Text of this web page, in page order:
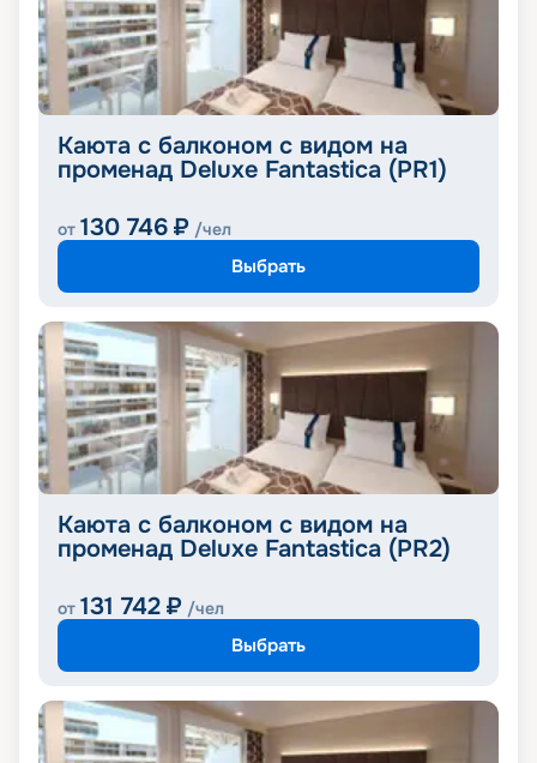
Каюта с балконом с видом на
променад Deluxe Fantastica (PR1)
от 130 746 ₽ /чел
Выбрать
Каюта с балконом с видом на
променад Deluxe Fantastica (PR2)
от 131 742 ₽ /чел
Выбрать